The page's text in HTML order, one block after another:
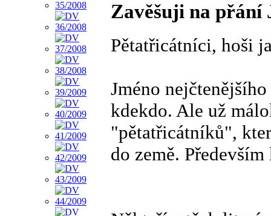
Zavěšuji na
Pětatřicátníci, hoši
Jméno
kdekdo. Ale už
"pětatřicátníků",
do země.